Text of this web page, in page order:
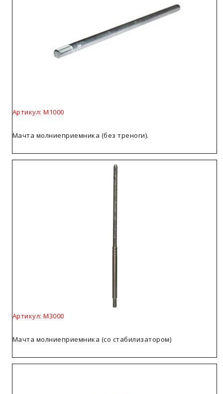
Артикул: М1000
Мачта молниеприемника (без треноги).
Артикул: М3000
Мачта молниеприемника (со стабилизатором)